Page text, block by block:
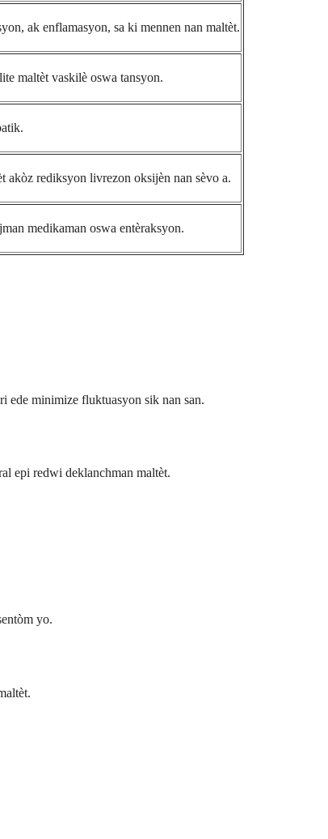
ak enflamasyon, sa ki mennen nan maltèt.
maltèt vaskilè oswa tansyon.
akòz rediksyon livrezon oksijèn nan sèvo a.
medikaman oswa entèraksyon.
ede minimize fluktuasyon sik nan san.
epi redwi deklanchman maltèt.
yo.